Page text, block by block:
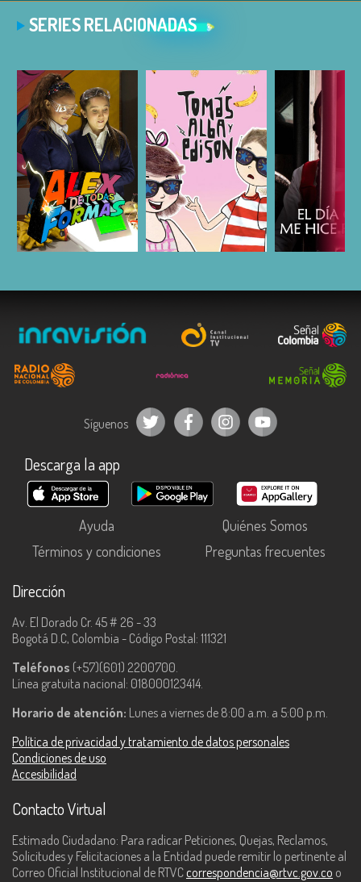
SERIES RELACIONADAS
ESCUCHAR ESCUCHAR
Síguenos
Descarga la app
Ayuda
Quiénes Somos
Términos y condiciones
Preguntas frecuentes
Dirección
Av. El Dorado Cr. 45 # 26 - 33
Bogotá D.C, Colombia - Código Postal: 111321
Teléfonos (+57)(601) 2200700.
Línea gratuita nacional: 018000123414.
Horario de atención: Lunes a viernes de 8:00 a.m. a 5:00 p.m.
Política de privacidad y tratamiento de datos personales
Condiciones de uso
Accesibilidad
Contacto Virtual
Estimado Ciudadano: Para radicar Peticiones, Quejas, Reclamos,
Solicitudes y Felicitaciones a la Entidad puede remitir lo pertinente al
Correo Oficial Institucional de RTVC correspondencia@rtvc.gov.co o